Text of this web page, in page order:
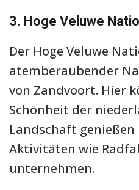
3. Hoge Veluwe
Der Hoge Veluwe
atemberaubender
von Zandvoort. Hier
Schönheit der
Landschaft genießen
Aktivitäten wie
unternehmen.